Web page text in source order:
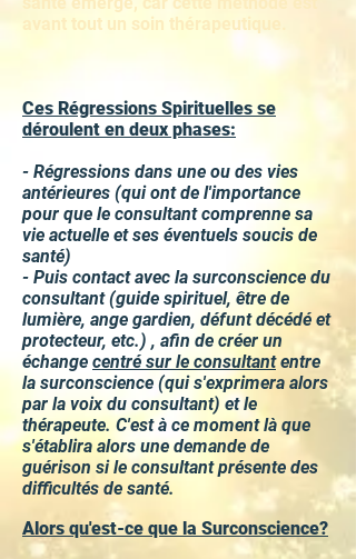
avant tout un soin thérapeutique.
Ces Régressions Spirituelles se
déroulent en deux phases:
- Régressions dans une ou des vies
antérieures (qui ont de l'importance
pour que le consultant comprenne sa
vie actuelle et ses éventuels soucis de
santé)
- Puis contact avec la surconscience du
consultant (guide spirituel, être de
lumière, ange gardien, défunt décédé et
protecteur, etc.) , afin de créer un
échange centré sur le consultantentre
la surconscience (qui s'exprimera alors
par la voix du consultant) et le
thérapeute. C'est à ce moment là que
s'établira alors une demande de
guérison si le consultant présente des
difficultés de santé.
Alors qu'est-ce que la Surconscience?